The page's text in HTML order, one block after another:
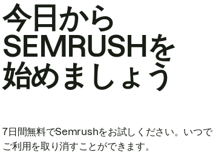
今日から
SEMRUSHを
始めましょう
7日間無料でSemrushをお試しください。いつ
ご利用を取り消すことができます。